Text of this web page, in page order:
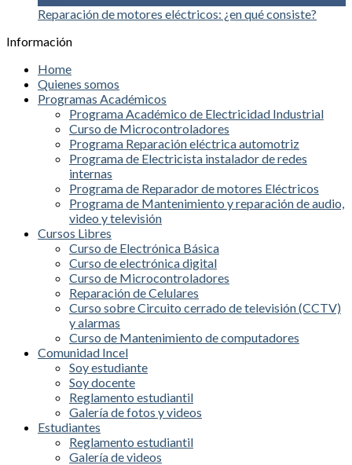
Reparación de motores eléctricos: ¿en qué consiste?
Información
Home
Quienes somos
Programas Académicos
Programa Académico de Electricidad Industrial
Curso de Microcontroladores
Programa Reparación eléctrica automotriz
Programa de Electricista instalador de redes
internas
Programa de Reparador de motores Eléctricos
Programa de Mantenimiento y reparación de audio,
video y televisión
Cursos Libres
Curso de Electrónica Básica
Curso de electrónica digital
Curso de Microcontroladores
Reparación de Celulares
Curso sobre Circuito cerrado de televisión (CCTV)
y alarmas
Curso de Mantenimiento de computadores
Comunidad Incel
Soy estudiante
Soy docente
Reglamento estudiantil
Galería de fotos y videos
Estudiantes
Reglamento estudiantil
Galería de videos